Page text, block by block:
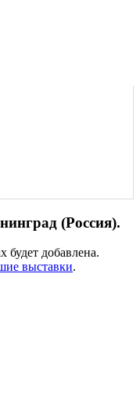
(Россия).
добавлена.
выставки.